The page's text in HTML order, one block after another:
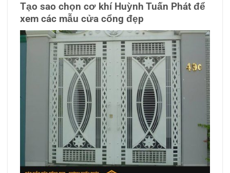
Tạo sao chọn cơ khí Huỳnh Tuấn Phát để
xem các mẫu cửa cổng đẹp